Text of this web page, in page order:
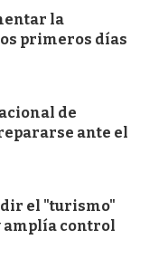
la
primeros días
de
ante el
el "turismo"
amplía control